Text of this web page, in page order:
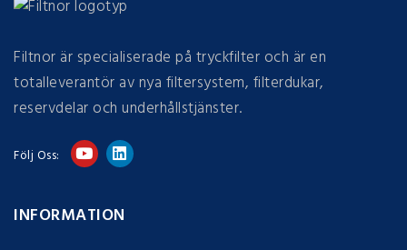
Filtnor är specialiserade på tryckfilter och är en
totalleverantör av nya filtersystem, filterdukar,
reservdelar och underhållstjänster.
Följ Oss:
INFORMATION